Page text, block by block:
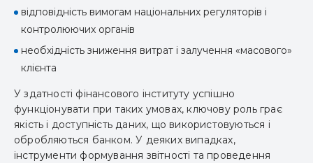
відповідність вимогам національних регуляторів і
контролюючих органів
необхідність зниження витрат і залучення «масового»
клієнта
У здатності фінансового інституту успішно
функціонувати при таких умовах, ключову роль грає
якість і доступність даних, що використовуються і
обробляються банком. У деяких випадках,
інструменти формування звітності та проведення